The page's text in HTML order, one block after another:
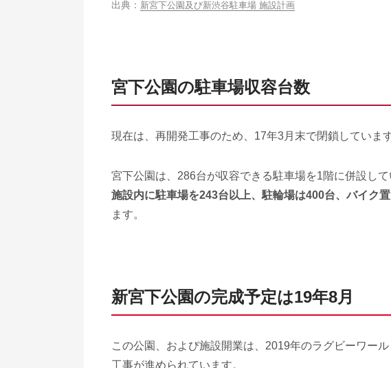
新宮下公園及び新渋⾕駐⾞場 施設計画
宮下公園の駐車場収容台数
現在は、再開発工事のため、17年3月末で閉鎖しています
宮下公園は、286台が収容できる駐車場を1階に併設し
施設内に駐車場を243台以上、駐輪場は400台、バイク
ます。
新宮下公園の完成予定は19年8月
この公園、および施設開業は、2019年のラグビーワー
工事が進められています。